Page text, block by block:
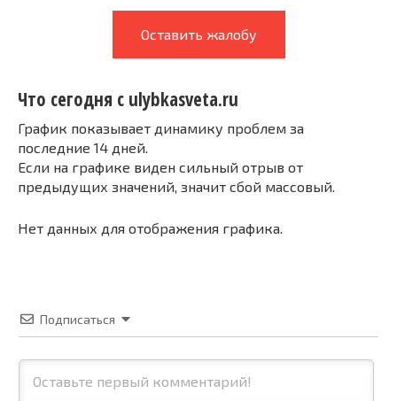
Оставить жалобу
Что сегодня с ulybkasveta.ru
График показывает динамику проблем за
последние 14 дней.
Если на графике виден сильный отрыв от
предыдущих значений, значит сбой массовый.
Нет данных для отображения графика.
Подписаться